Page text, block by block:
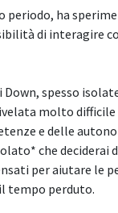
periodo, ha
di interagire
spesso
molto
e delle
che deciderai
per aiutare le
tempo perduto.